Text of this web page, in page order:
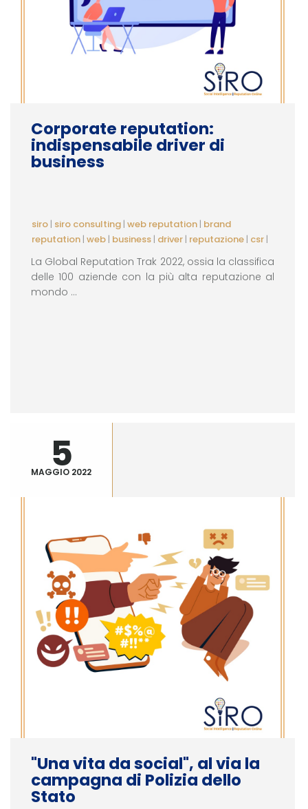
Corporate reputation:
indispensabile driver di
business
siro | siro consulting | web reputation | brand
reputation | web | business | driver | reputazione | csr |
La Global Reputation Trak 2022, ossia la classifica
delle 100 aziende con la più alta reputazione al
mondo ...
5
MAGGIO 2022
"Una vita da social", al via la
campagna di Polizia dello
Stato